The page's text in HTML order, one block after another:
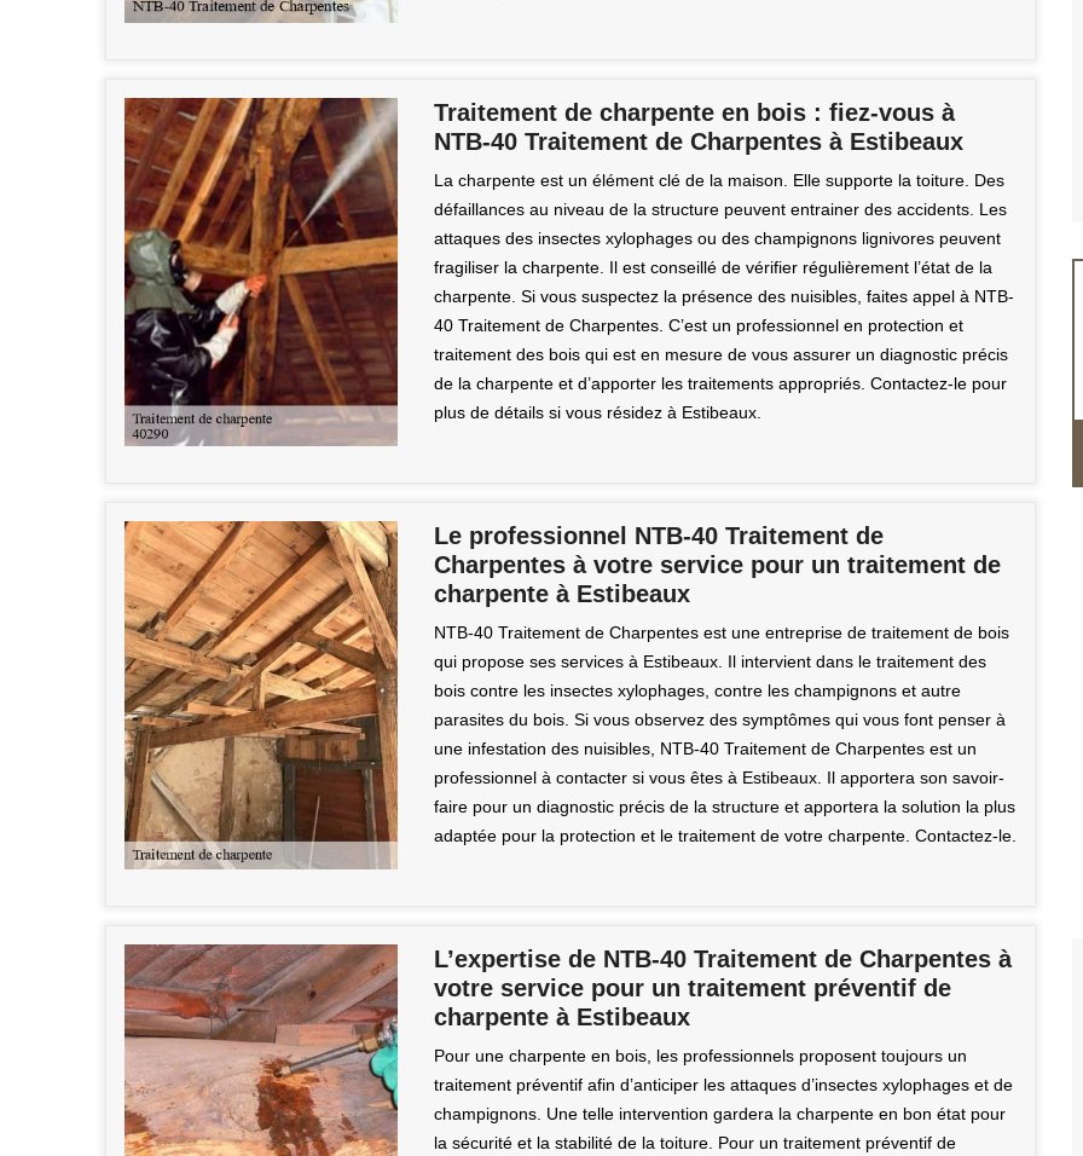
Traitement de charpente en bois : fiez-vous à
NTB-40 Traitement de Charpentes à Estibeaux
La charpente est un élément clé de la maison. Elle supporte la toiture. Des
défaillances au niveau de la structure peuvent entrainer des accidents. Les
attaques des insectes xylophages ou des champignons lignivores peuvent
fragiliser la charpente. Il est conseillé de vérifier régulièrement l’état de la
charpente. Si vous suspectez la présence des nuisibles, faites appel à NTB-
40 Traitement de Charpentes. C’est un professionnel en protection et
traitement des bois qui est en mesure de vous assurer un diagnostic précis
de la charpente et d’apporter les traitements appropriés. Contactez-le pour
plus de détails si vous résidez à Estibeaux.
Le professionnel NTB-40 Traitement de
Charpentes à votre service pour un traitement de
charpente à Estibeaux
NTB-40 Traitement de Charpentes est une entreprise de traitement de bois
qui propose ses services à Estibeaux. Il intervient dans le traitement des
bois contre les insectes xylophages, contre les champignons et autre
parasites du bois. Si vous observez des symptômes qui vous font penser à
une infestation des nuisibles, NTB-40 Traitement de Charpentes est un
professionnel à contacter si vous êtes à Estibeaux. Il apportera son savoir-
faire pour un diagnostic précis de la structure et apportera la solution la plus
adaptée pour la protection et le traitement de votre charpente. Contactez-le.
L’expertise de NTB-40 Traitement de Charpentes à
votre service pour un traitement préventif de
charpente à Estibeaux
Pour une charpente en bois, les professionnels proposent toujours un
traitement préventif afin d’anticiper les attaques d’insectes xylophages et de
champignons. Une telle intervention gardera la charpente en bon état pour
la sécurité et la stabilité de la toiture. Pour un traitement préventif de